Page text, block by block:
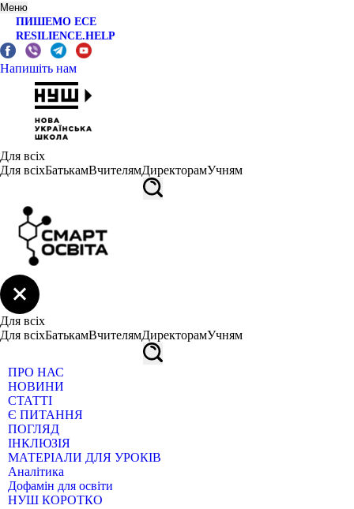
Меню
ПИШЕМО ЕСЕ
RESILIENCE.HELP
Напишіть нам
Для всіх
Для всіхБатькамВчителямДиректорамУчням
Для всіх
Для всіхБатькамВчителямДиректорамУчням
ПРО НАС
НОВИНИ
СТАТТІ
Є ПИТАННЯ
ПОГЛЯД
ІНКЛЮЗІЯ
МАТЕРІАЛИ ДЛЯ УРОКІВ
Аналітика
Дофамін для освіти
НУШ КОРОТКО